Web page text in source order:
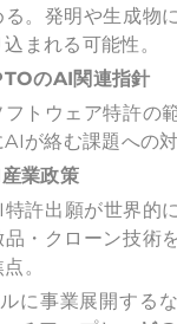
る。発明や生成物
込まれる可能性。
のAI関連指針
フトウェア特許の
AIが絡む課題への対
業政策
特許出願が世界的
品・クローン技術
。
に事業展開する